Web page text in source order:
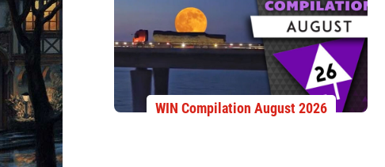
WIN Compilation August 2026